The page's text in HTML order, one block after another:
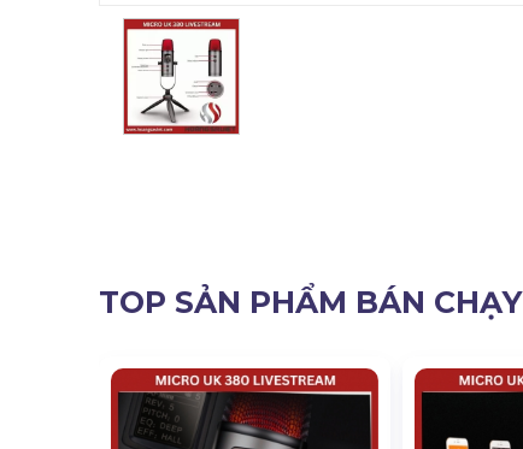
TOP SẢN PHẨM BÁN CHẠY